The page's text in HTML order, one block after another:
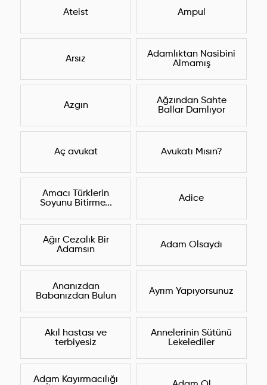
Ateist Ampul
Arsız
Adamlıktan Nasibini
Almamış
Azgın
Ağzından Sahte
Ballar Damlıyor
Aç avukat Avukatı Mısın?
Amacı Türklerin
Soyunu Bitirme...
Adice
Ağır Cezalık Bir
Adamsın
Adam Olsaydı
Ananızdan
Babanızdan Bulun
Ayrım Yapıyorsunuz
Akıl hastası ve
terbiyesiz
Annelerinin Sütünü
Lekelediler
Adam Kayırmacılığı